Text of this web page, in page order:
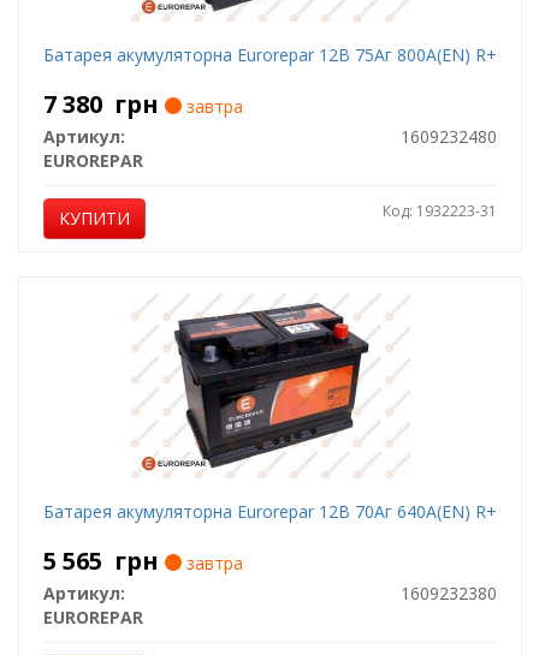
Батарея акумуляторна Eurorepar 12В 75Аг 800А(EN) R+
7 380 грн
завтра
Артикул:
1609232480
EUROREPAR
КУПИТИ Код: 1932223-31
Батарея акумуляторна Eurorepar 12В 70Аг 640А(EN) R+
5 565 грн
завтра
Артикул:
1609232380
EUROREPAR